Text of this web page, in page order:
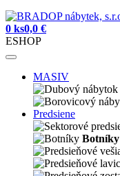
0 ks0,0 €
ESHOP
MASIV
Predsiene
Botníky